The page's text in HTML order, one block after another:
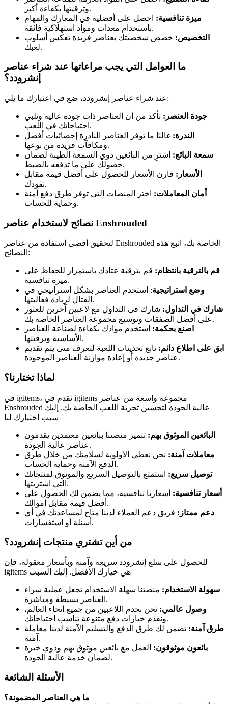
وترقيتها بكفاءة أكبر.
ميزة تنافسية: احصل على أفضلية في المعارك والمهام
باستخدام معدات ومواد استهلاكية فائقة.
التخصيص: خصص شخصيتك بعناصر فريدة تعكس أسلوب
لعبك.
ما العوامل التي يجب مراعاتها عند شراء عناصر
إنشرودد؟
عند شراء عناصر إنشرودد، ضع في اعتبارك ما يلي:
جودة العنصر: تأكد من أن العناصر ذات جودة عالية وتلبي
احتياجاتك في اللعب.
الندرة: غالبًا ما توفر العناصر النادرة إحصائيات أفضل
ومكافآت فريدة من نوعها.
سمعة البائع: اشترِ من البائعين ذوي السمعة الطيبة لضمان
حصولك على ما تدفعه بالضبط.
الأسعار: قارن الأسعار للحصول على أفضل قيمة مقابل
نقودك.
أمان المعاملات: اختر المنصات التي توفر طرق دفع آمنة
وحماية للحساب.
نصائح لاستخدام عناصر Enshrouded
لتحقيق أقصى استفادة من عناصر Enshrouded الخاصة بك، اتبع هذه
النصائح:
قم بالترقية بانتظام: قم بترقية عتادك باستمرار للحفاظ على
ميزة تنافسية.
وضع استراتيجية: استخدم العناصر بشكل استراتيجي في
القتال لزيادة فعاليتها.
شارك في التداول: شارك في التداول مع لاعبين آخرين للعثور
على أفضل الصفقات وتوسيع مجموعة العناصر الخاصة بك.
اصنع بحكمة: استخدم موادك بكفاءة لصناعة العناصر
الأساسية وترقيتها.
ابق على اطلاع دائم: تابع تحديثات اللعبة لتعرف متى يتم تقديم
عناصر جديدة أو إعادة موازنة العناصر الموجودة.
لماذا تختارنا؟
في igitems، نقدم في igitems مجموعة واسعة من عناصر
Enshrouded عالية الجودة لتحسين تجربة اللعب الخاصة بك. إليك
سبب اختيارك لنا
البائعين الموثوق بهم: تتميز منصتنا ببائعين معتمدين يقدمون
عناصر عالية الجودة.
معاملات آمنة: نحن نعطي الأولوية لسلامتك من خلال طرق
الدفع الآمنة وحماية الحساب.
توصيل سريع: استمتع بالتوصيل السريع والموثوق لمنتجاتك
التي اشتريتها.
أسعار تنافسية: أسعارنا تنافسية، مما يضمن لك الحصول على
أفضل قيمة مقابل أموالك.
دعم ممتاز: فريق دعم العملاء لدينا متاح لمساعدتك في أي
أسئلة أو استفسارات.
من أين تشتري منتجات إنشرودد؟
للحصول على سلع إنشرودد سريعة وآمنة وبأسعار معقولة، فإن
igitems هي خيارك الأفضل. إليك السبب
سهولة الاستخدام: منصتنا سهلة الاستخدام تجعل عملية شراء
العناصر بسيطة ومباشرة.
وصول عالمي: نحن نخدم اللاعبين من جميع أنحاء العالم،
ونقدم خيارات دفع متنوعة تناسب احتياجاتك.
طرق آمنة: تضمن لك طرق الدفع والتسليم الآمنة لدينا معاملة
آمنة.
بائعون موثوقون: العمل مع بائعين موثوق بهم وذوي خبرة
لضمان خدمة عالية الجودة.
الأسئلة الشائعة
ما هي العناصر المضمونة؟